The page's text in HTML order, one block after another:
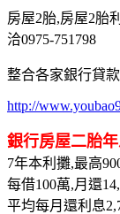
房屋2胎,房屋2胎
洽0975-751798
整合各家銀行貸
http://
銀行房屋二胎
7年本利攤,最高
每借100萬,月還
平均每月還利息